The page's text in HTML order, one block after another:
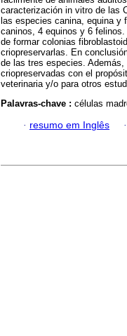
caracterización in vitro de las
las especies canina, equina y
caninos, 4 equinos y 6
de formar colonias
criopreservarlas. En
de las tres especies. Además,
criopreservadas con el
veterinaria y/o para otros
Palavras-chave : células
· resumo em Inglês ·